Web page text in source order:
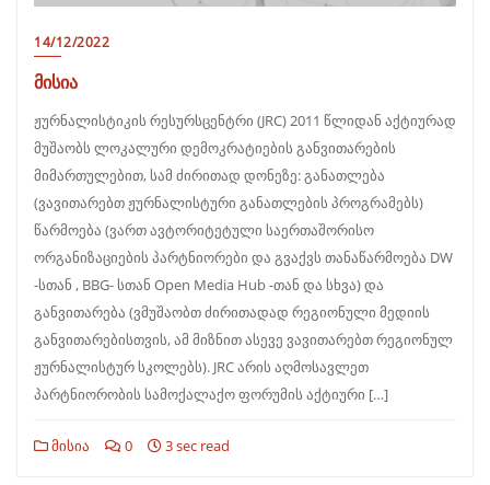
14/12/2022
მისია
ჟურნალისტიკის რესურსცენტრი (JRC) 2011 წლიდან აქტიურად
მუშაობს ლოკალური დემოკრატიების განვითარების
მიმართულებით, სამ ძირითად დონეზე: განათლება
(ვავითარებთ ჟურნალისტური განათლების პროგრამებს)
წარმოება (ვართ ავტორიტეტული საერთაშორისო
ორგანიზაციების პარტნიორები და გვაქვს თანაწარმოება DW
-სთან , BBG- სთან Open Media Hub -თან და სხვა) და
განვითარება (ვმუშაობთ ძირითადად რეგიონული მედიის
განვითარებისთვის, ამ მიზნით ასევე ვავითარებთ რეგიონულ
ჟურნალისტურ სკოლებს). JRC არის აღმოსავლეთ
პარტნიორობის სამოქალაქო ფორუმის აქტიური […]
მისია 0 3 sec read